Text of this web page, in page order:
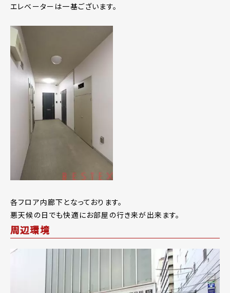
エレベーターは一基ございます。
各フロア内廊下となっております。
悪天候の日でも快適にお部屋の行き来が出来ます。
周辺環境